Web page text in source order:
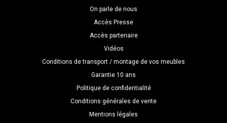
On parle de nous
Accès Presse
Accès partenaire
Vidéos
Conditions de transport / montage de vos meubles
Garantie 10 ans
Politique de confidentialité
Conditions générales de vente
Mentions légales